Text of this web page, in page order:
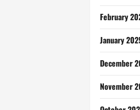
February
January
December
November